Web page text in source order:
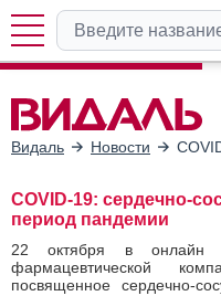
Видаль
Новости
COVID-19: сердечно-
период пандемии
22 октября в онлайн
фармацевтической
посвященное сердечно-